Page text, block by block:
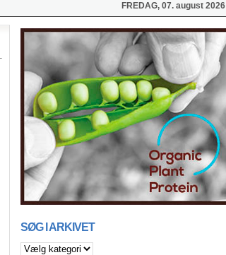
FREDAG, 07. august 2026
SØG I ARKIVET